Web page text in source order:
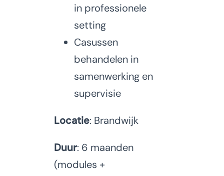
in professionele
setting
Casussen
behandelen in
samenwerking en
supervisie
Locatie: Brandwijk
Duur: 6 maanden
(modules +